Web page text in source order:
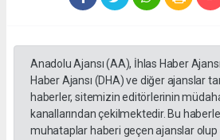
Anadolu Ajansı (AA), İhlas Haber
Haber Ajansı (DHA) ve diğer ajanslar
haberler, sitemizin editörlerinin
kanallarından çekilmektedir. Bu
muhataplar haberi geçen ajanslar